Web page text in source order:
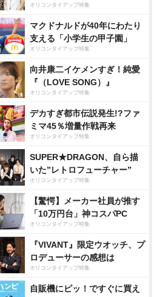
オリコンタイアップ特集
マクドナルドが40年にわたり
支える「小学生の甲子園」
オリコンタイアップ特集
向井康二イケメンすぎ！純愛
『（LOVE SONG）』
オリコンタイアップ特集
デカすぎ都市伝説発生!?ファ
ミマ45％増量作戦再来
オリコンタイアップ特集
SUPER★DRAGON、自ら描
いた”レトロフューチャー”
オリコンタイアップ特集
【驚愕】メーカー社員が推す
「10万円台」神コスパPC
オリコンタイアップ特集
『VIVANT』限定ウオッチ、プ
ロデューサーの感想は
オリコンタイアップ特集
自販機にピッ！ですぐに買え